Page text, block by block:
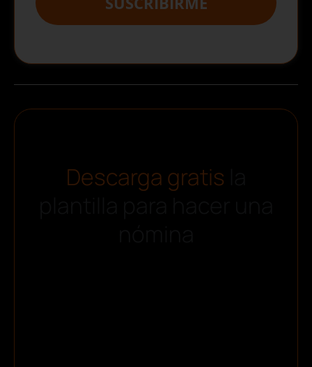
Descarga gratis